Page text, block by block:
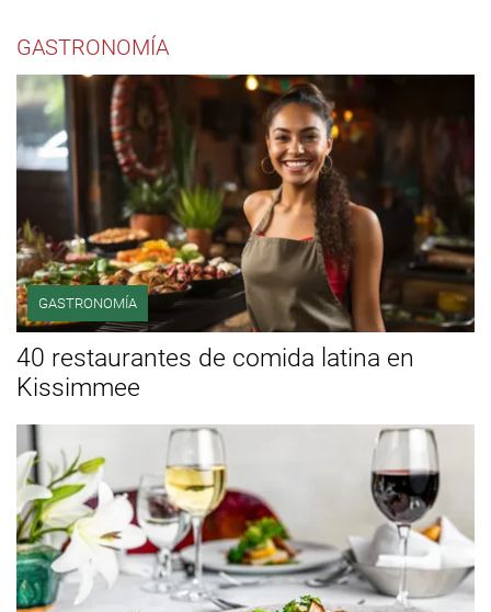
GASTRONOMÍA
GASTRONOMÍA
40 restaurantes de comida latina en
Kissimmee